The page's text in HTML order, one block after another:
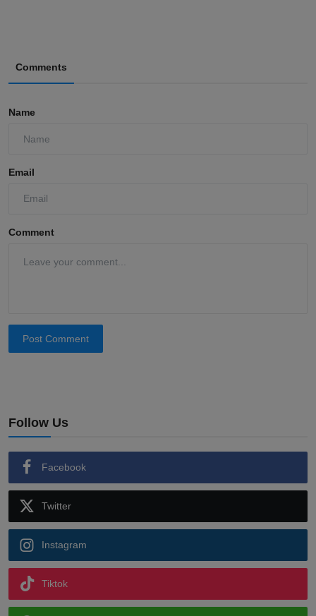
Comments
Name
Email
Comment
Post Comment
Follow Us
Facebook
Twitter
Instagram
Tiktok